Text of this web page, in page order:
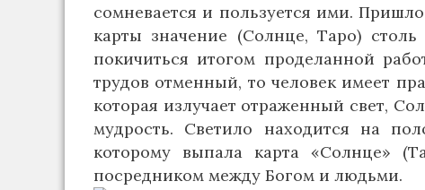
сомневается и пользуется ими.
карты значение (Солнце, Таро)
покичиться итогом проделанной
трудов отменный, то человек имеет
которая излучает отраженный свет,
мудрость. Светило находится на
которому выпала карта «Солнце»
посредником между Богом и людьми.